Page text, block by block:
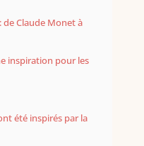
de Claude Monet à
inspiration pour les
été inspirés par la